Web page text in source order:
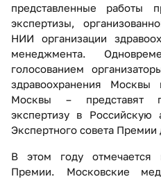
представленные работы
экспертизы,
НИИ организации
менеджмента.
голосованием
здравоохранения
Москвы – представят
экспертизу в
Экспертного совета
В этом году отмечается
Премии. Московские